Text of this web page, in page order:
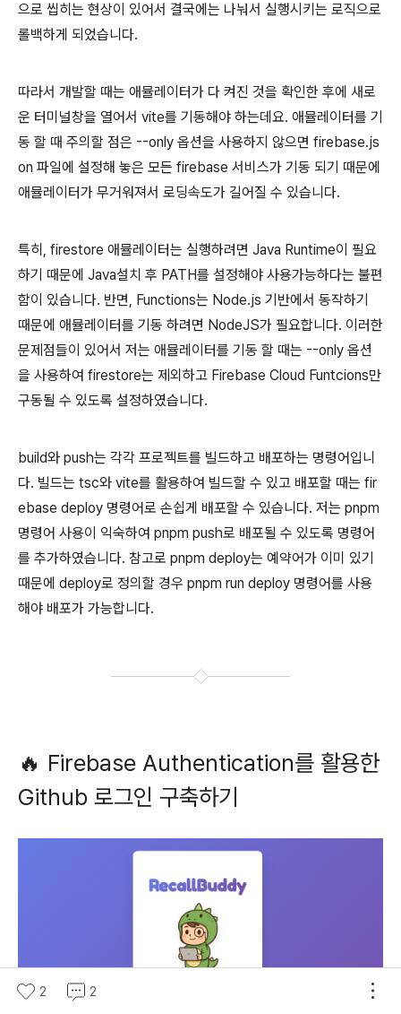
으로 씹히는 현상이 있어서 결국에는 나눠서 실행시키는 로직으로
롤백하게 되었습니다.
따라서 개발할 때는 애뮬레이터가 다 켜진 것을 확인한 후에 새로
운 터미널창을 열어서 vite를 기동해야 하는데요. 애뮬레이터를 기
동 할 때 주의할 점은 --only 옵션을 사용하지 않으면 firebase.js
on 파일에 설정해 놓은 모든 firebase 서비스가 기동 되기 때문에
애뮬레이터가 무거워져서 로딩속도가 길어질 수 있습니다.
특히, firestore 애뮬레이터는 실행하려면 Java Runtime이 필요
하기 때문에 Java설치 후 PATH를 설정해야 사용가능하다는 불편
함이 있습니다. 반면, Functions는 Node.js 기반에서 동작하기
때문에 애뮬레이터를 기동 하려면 NodeJS가 필요합니다. 이러한
문제점들이 있어서 저는 애뮬레이터를 기동 할 때는 --only 옵션
을 사용하여 firestore는 제외하고 Firebase Cloud Funtcions만
구동될 수 있도록 설정하였습니다.
build와 push는 각각 프로젝트를 빌드하고 배포하는 명령어입니
다. 빌드는 tsc와 vite를 활용하여 빌드할 수 있고 배포할 때는 fir
ebase deploy 명령어로 손쉽게 배포할 수 있습니다. 저는 pnpm
명령어 사용이 익숙하여 pnpm push로 배포될 수 있도록 명령어
를 추가하였습니다. 참고로 pnpm deploy는 예약어가 이미 있기
때문에 deploy로 정의할 경우 pnpm run deploy 명령어를 사용
해야 배포가 가능합니다.
🔥 Firebase Authentication를 활용한
Github 로그인 구축하기
2 2